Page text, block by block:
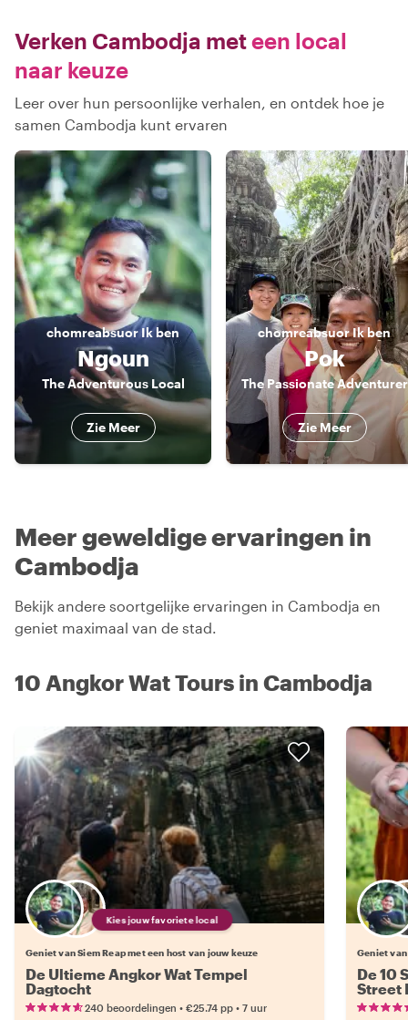
Verken Cambodja meteen local
naar keuze
Leer over hun persoonlijke verhalen, en ontdek hoe je
samen Cambodja kunt ervaren
chomreabsuor Ik ben
Ngoun
The Adventurous Local
Zie Meer
chomreabsuorIk ben
Pok
The Passionate Adventurer
Zie Meer
Meer geweldige ervaringen in
Cambodja
Bekijk andere soortgelijke ervaringen in Cambodja en
geniet maximaal van de stad.
10 Angkor Wat Tours in Cambodja
Kies jouw favoriete local
Geniet van Siem Reap met een host van jouw keuze
De Ultieme Angkor Wat Tempel
Dagtocht
240 beoordelingen • €25.74 pp • 7 uur
Geniet van
De 10
Street